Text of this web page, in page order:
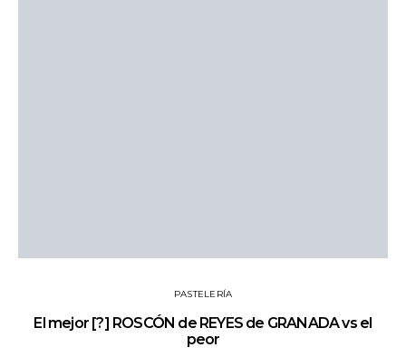
PASTELERÍA
El mejor [?] ROSCÓN de REYES de GRANADA vs el
peor